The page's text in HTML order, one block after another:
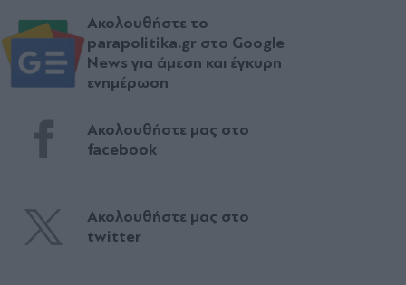
Ακολουθήστε το
parapolitika.gr στο Google
News για άμεση και έγκυρη
ενημέρωση
Ακολουθήστε μας στο
facebook
Ακολουθήστε μας στο
twitter